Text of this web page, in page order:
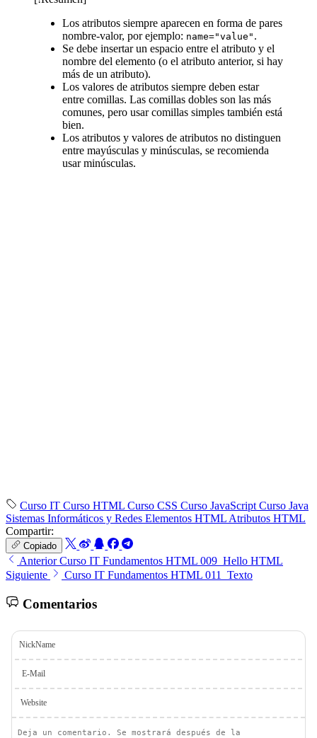
Los atributos siempre aparecen en forma de pares
nombre-valor, por ejemplo: name="value" .
Se debe insertar un espacio entre el atributo y el
nombre del elemento (o el atributo anterior, si hay
más de un atributo).
Los valores de atributos siempre deben estar
entre comillas. Las comillas dobles son las más
comunes, pero usar comillas simples también está
bien.
Los atributos y valores de atributos no distinguen
entre mayúsculas y minúsculas, se recomienda
usar minúsculas.
Curso IT Curso HTML Curso CSS Curso JavaScript Curso Java
Sistemas Informáticos y Redes Elementos HTML Atributos HTML
Compartir:
Copiado
AnteriorCurso IT Fundamentos HTML 009_Hello HTML
Siguiente
Curso IT Fundamentos HTML 011_Texto
Comentarios
NickName
E-Mail
Website